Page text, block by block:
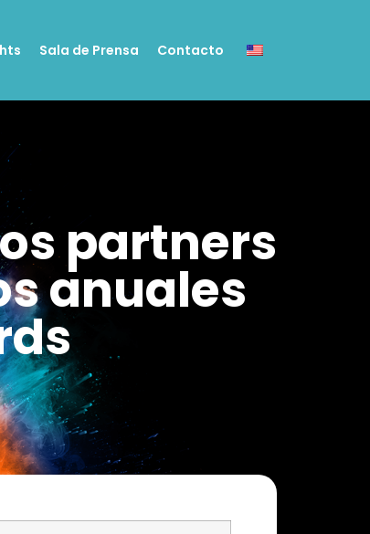
Sala de Prensa Contacto
partners
anuales